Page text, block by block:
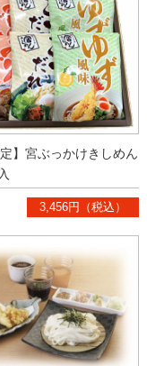
定】宮ぶっかけきしめん
3,456円（税込）